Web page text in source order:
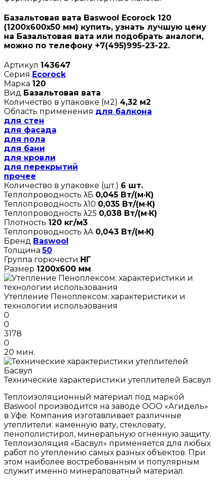
Базальтовая вата Baswool Ecorock 120
(1200х600х50 мм) купить, узнать лучшую цену
на Базальтовая вата или подобрать аналоги,
можно по телефону +7(495)995-23-22.
Артикул 143647
Серия Ecorock
Марка 120
Вид Базальтовая вата
Количество в упаковке (м2) 4,32 м2
Область применения для балкона
для стен
для фасада
для пола
для бани
для кровли
для перекрытий
прочее
Количество в упаковке (шт.) 6 шт.
Теплопроводность λБ 0,045 Вт/(м·К)
Теплопроводность λ10 0,035 Вт/(м·К)
Теплопроводность λ25 0,038 Вт/(м·К)
Плотность 120 кг/м3
Теплопроводность λА 0,043 Вт/(м·К)
Бренд Baswool
Толщина50
Группа горючести НГ
Размер 1200х600 мм
Утепление Пеноплексом: характеристики и
технологии использования
0
0
3178
0
20 мин.
Технические характеристики утеплителей Басвул
Теплоизоляционный материал под маркой
Baswool производится на заводе ООО «Агидель»
в Уфе. Компания изготавливает различные
утеплители: каменную вату, стекловату,
пенополистирол, минеральную огненную защиту.
Теплоизоляция «Басвул» применяется для любых
работ по утеплению самых разных объектов. При
этом наиболее востребованным и популярным
служит именно минераловатный материал.